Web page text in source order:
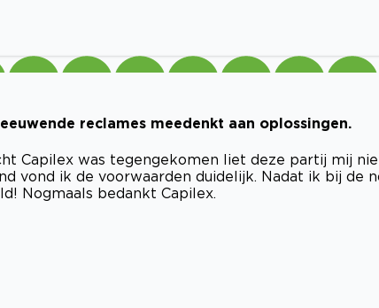
reclames meedenkt aan oplossingen.
Capilex was tegengekomen liet deze partij mij
vond ik de voorwaarden duidelijk. Nadat ik bij de
Nogmaals bedankt Capilex.